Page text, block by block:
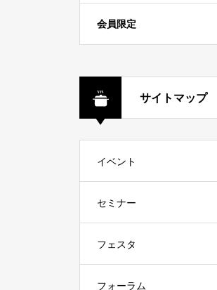
会員限定
サイトマップ
イベント
セミナー
フェスタ
フォーラム